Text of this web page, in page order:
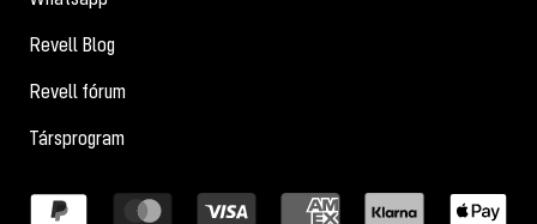
Revell Blog
Revell fórum
Társprogram